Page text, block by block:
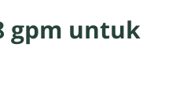
gpm untuk